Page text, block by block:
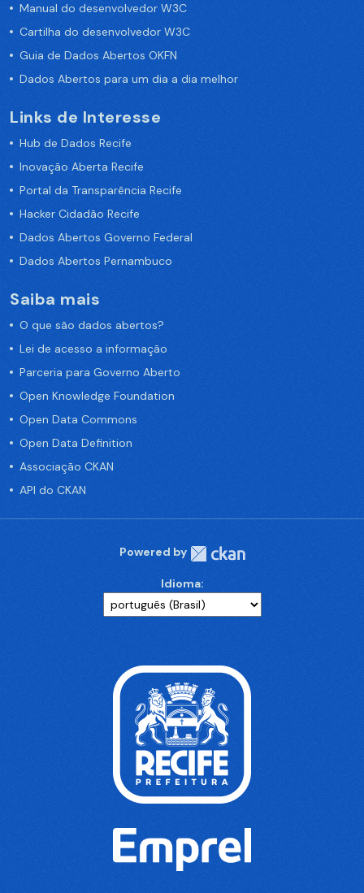
Manual do desenvolvedor W3C
Cartilha do desenvolvedor W3C
Guia de Dados Abertos OKFN
Dados Abertos para um dia a dia melhor
Links de Interesse
Hub de Dados Recife
Inovação Aberta Recife
Portal da Transparência Recife
Hacker Cidadão Recife
Dados Abertos Governo Federal
Dados Abertos Pernambuco
Saiba mais
O que são dados abertos?
Lei de acesso a informação
Parceria para Governo Aberto
Open Knowledge Foundation
Open Data Commons
Open Data Definition
Associação CKAN
API do CKAN
Powered by
Idioma